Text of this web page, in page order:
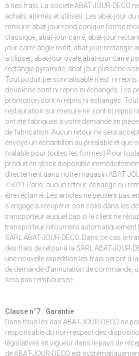
à ses frais. La société ABAT-JOUR-DECO
achats abimés et utilisés. Les abat-jour
mesure: abat-jour rond,conique forme
classique, abat-jour carré, abat-jour
jour carré angle rond, abat-jour rectangle
à clipser, abat-jour ovale,abat-jour carré
rectangle pyramide, abat-jour plissé ne
Tout poduit personnalisable n'est ni repris
double ne sont ni repris ni échangés. Les
promotion sont ni repris ni échangés.
restauration sur mesure ne sont ni repris
ont été fabriqués à votre demande en
de fabrication. Aucun retour ne sera
envoyé un échantillon au préalable et que
(valable pour toutes les formes) Pour
produit en stock disponible
directement dans notre magasin ABAT
75011 Paris, aucun retour, échange ou
être réclamé. Les articles ne peuvent pas
s'engage à récupérer son colis dans les
transporteur auquel cas si le client ne
transporteur retournera automatiquement
SARL ABAT-JOUR-DECO. Dans ce cas le
des frais de retour à la SARL ABAT-JOUR-
une nouvelle expédition les frais seront à
de demande d'annulation de commande,
sera pas remboursée.
Clause n°7 : Garantie
Dans tous les cas ABAT-JOUR-DECO ne
responsable du non-respect des
législatives en vigueur dans le pays de
de ABAT-JOUR-DECO est